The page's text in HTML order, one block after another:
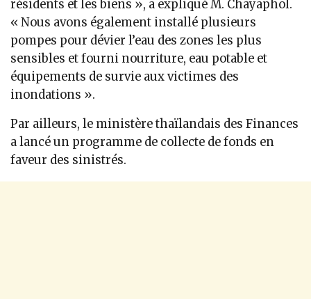
résidents et les biens », a expliqué M. Chayaphol.
« Nous avons également installé plusieurs
pompes pour dévier l’eau des zones les plus
sensibles et fourni nourriture, eau potable et
équipements de survie aux victimes des
inondations ».
Par ailleurs, le ministère thaïlandais des Finances
a lancé un programme de collecte de fonds en
faveur des sinistrés.